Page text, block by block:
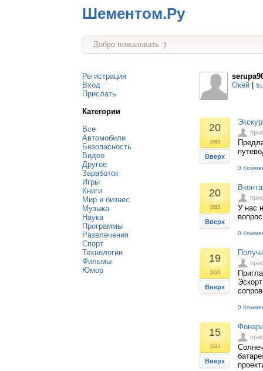
Шементом.Ру
Добро пожаловать :)
Регистрация
Вход
Прислать
Категории
Все
Автомобили
Безопасность
Видео
Другое
Заработок
Игры
Книги
Мир и бизнес
Музыка
Наука
Программы
Развлечения
Спорт
Технологии
Фильмы
Юмор
Окей
20
раз
Вверх
0
20
раз
Вверх
У нас
0
19
раз
Вверх
0
15
раз
Вверх